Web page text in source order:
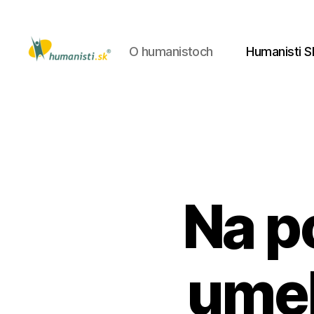
O humanistoch Humanisti
Na